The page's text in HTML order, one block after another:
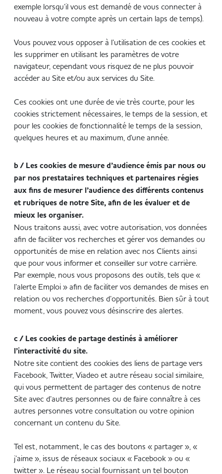
exemple lorsqu’il vous est demandé de vous connecter à
nouveau à votre compte après un certain laps de temps).
Vous pouvez vous opposer à l’utilisation de ces cookies et
les supprimer en utilisant les paramètres de votre
navigateur, cependant vous risquez de ne plus pouvoir
accéder au Site et/ou aux services du Site.
Ces cookies ont une durée de vie très courte, pour les
cookies strictement nécessaires, le temps de la session, et
pour les cookies de fonctionnalité le temps de la session,
quelques heures et au maximum, d'une année.
b / Les cookies de mesure d’audience émis par nous ou
par nos prestataires techniques et partenaires régies
aux fins de mesurer l’audience des différents contenus
et rubriques de notre Site, afin de les évaluer et de
mieux les organiser.
Nous traitons aussi, avec votre autorisation, vos données
afin de faciliter vos recherches et gérer vos demandes ou
opportunités de mise en relation avec nos Clients ainsi
que pour vous informer et conseiller sur votre carrière.
Par exemple, nous vous proposons des outils, tels que «
l’alerte Emploi » afin de faciliter vos demandes de mises en
relation ou vos recherches d’opportunités. Bien sûr à tout
moment, vous pouvez vous désinscrire des alertes.
c / Les cookies de partage destinés à améliorer
l’interactivité du site.
Notre site contient des cookies des liens de partage vers
Facebook, Twitter, Viadeo et autre réseau social similaire,
qui vous permettent de partager des contenus de notre
Site avec d’autres personnes ou de faire connaître à ces
autres personnes votre consultation ou votre opinion
concernant un contenu du Site.
Tel est, notamment, le cas des boutons « partager », «
j’aime », issus de réseaux sociaux « Facebook » ou «
twitter ». Le réseau social fournissant un tel bouton